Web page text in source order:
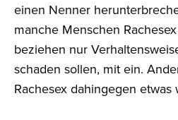
einen Nenner
manche Menschen
beziehen nur
schaden sollen, mit ein.
Rachesex dahingegen etwas